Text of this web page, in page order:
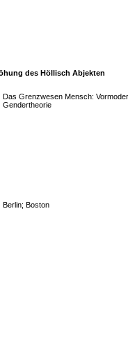
des Höllisch Abjekten
Das Grenzwesen Mensch:
Gendertheorie
Berlin; Boston